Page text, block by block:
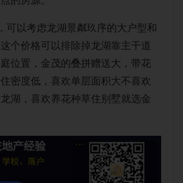
可以考虑龙湖景粼玖序的大户型和
个价格可以排除掉龙湖靠主干道
位置，金茂的叠拼赠送大，带花
密度低，喜欢单层面积大不喜欢
湖，喜欢养花种草住别墅就选金